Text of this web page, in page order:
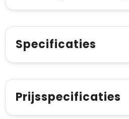
Specificaties
Prijsspecificaties